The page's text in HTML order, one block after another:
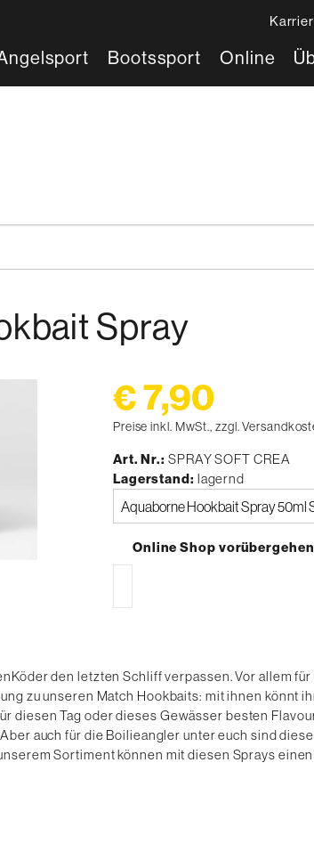
Bootssport Online
Spray
€ 7,90
Preise inkl. MwSt., zzgl.
Art. Nr. SPRAY SOFT CREA
Lagerstand lagernd
Bitte
auswählen
Online Shop
den letzten Schliff verpassen. Vor allem
zu unseren Match Hookbaits: mit ihnen könnt
diesen Tag oder dieses Gewässer besten
auch für die Boilieangler unter euch sind
Sortiment können mit diesen Sprays